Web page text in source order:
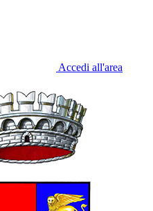
Accedi all'area